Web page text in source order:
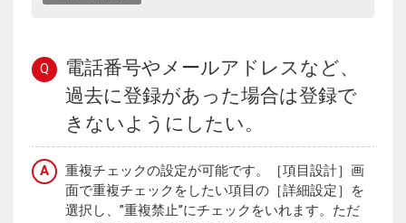
Q
電話番号やメールアドレスなど、
過去に登録があった場合は登録で
きないようにしたい。
A
重複チェックの設定が可能です。［項目設計］画
面で重複チェックをしたい項目の［詳細設定］を
選択し、”重複禁止”にチェックをいれます。ただ